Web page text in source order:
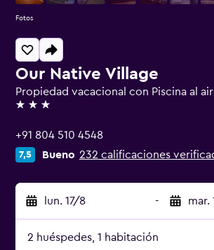
Our Native Village
Propiedad vacacional con Piscina al
3 estrellas
+91 804 510 4548
7,5 Bueno 232 calificaciones
lun. 17/8 - mar.
2 huéspedes, 1 habitación
Fotos